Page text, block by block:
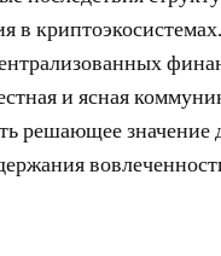
в
и ясная
решающее значение